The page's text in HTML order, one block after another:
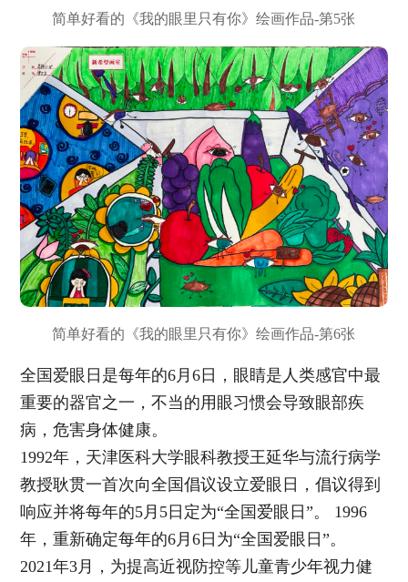
简单好看的《我的眼里只有你》绘画作品-第5张
简单好看的《我的眼里只有你》绘画作品-第6张
全国爱眼日是每年的6月6日，眼睛是人类感官中最
重要的器官之一，不当的用眼习惯会导致眼部疾
病，危害身体健康。
1992年，天津医科大学眼科教授王延华与流行病学
教授耿贯一首次向全国倡议设立爱眼日，倡议得到
响应并将每年的5月5日定为“全国爱眼日”。 1996
年，重新确定每年的6月6日为“全国爱眼日”。
2021年3月，为提高近视防控等儿童青少年视力健